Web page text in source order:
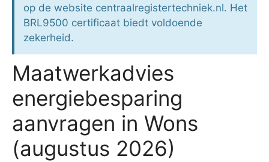
op de website centraalregistertechniek.nl. Het
BRL9500 certificaat biedt voldoende
zekerheid.
Maatwerkadvies
energiebesparing
aanvragen in Wons
(augustus 2026)